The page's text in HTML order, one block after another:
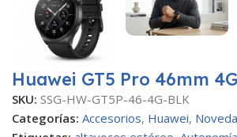
Huawei GT5 Pro 46mm
SKU: SSG-HW-GT5P-46-4G-BLK
Categorías: Accesorios, Huawei,